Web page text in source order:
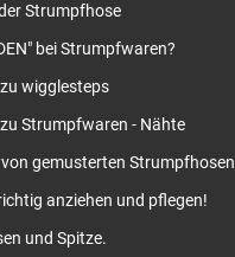
Strumpfhose
bei Strumpfwaren?
wigglesteps
Strumpfwaren - Nähte
gemusterten Strumpfhosen
anziehen und pflegen!
und Spitze.